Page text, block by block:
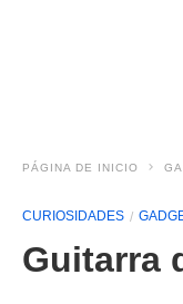
PÁGINA DE INICIO
CURIOSIDADES
Guitarra